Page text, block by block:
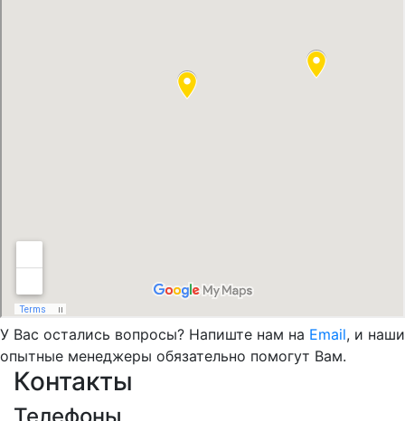
У Вас остались вопросы? Напиште нам на Email, и наши
опытные менеджеры обязательно помогут Вам.
Контакты